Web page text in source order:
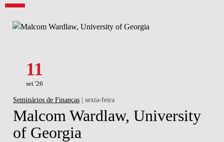
11
set '26
Seminários de Finanças | sexta-feira
Malcom Wardlaw, University
of Georgia